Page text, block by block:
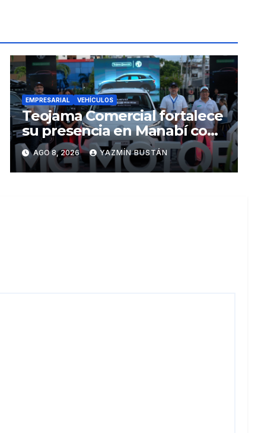
EMPRESARIAL VEHÍCULOS
Teojama Comercial fortalece
su presencia en Manabí con
una apuesta por la movilidad
híbrida y eléctrica durante
ExpoAuto del Pacífico 2026
AGO 8, 2026 YAZMÍN BUSTÁN